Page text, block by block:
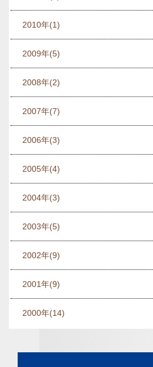
2010年(1)
2009年(5)
2008年(2)
2007年(7)
2006年(3)
2005年(4)
2004年(3)
2003年(5)
2002年(9)
2001年(9)
2000年(14)